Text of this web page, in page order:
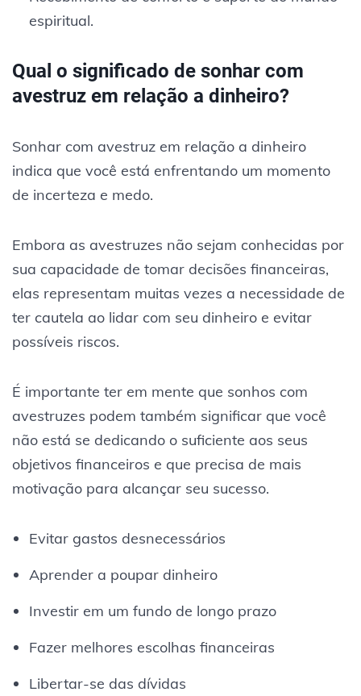
espiritual.
Qual o significado de sonhar com
avestruz em relação a dinheiro?
Sonhar com avestruz em relação a dinheiro
indica que você está enfrentando um momento
de incerteza e medo.
Embora as avestruzes não sejam conhecidas por
sua capacidade de tomar decisões financeiras,
elas representam muitas vezes a necessidade de
ter cautela ao lidar com seu dinheiro e evitar
possíveis riscos.
É importante ter em mente que sonhos com
avestruzes podem também significar que você
não está se dedicando o suficiente aos seus
objetivos financeiros e que precisa de mais
motivação para alcançar seu sucesso.
Evitar gastos desnecessários
Aprender a poupar dinheiro
Investir em um fundo de longo prazo
Fazer melhores escolhas financeiras
Libertar-se das dívidas